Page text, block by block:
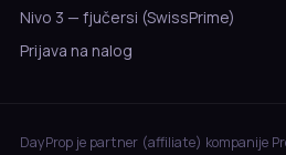
Nivo 3 — fjučersi (SwissPrime)
Prijava na nalog
DayProp je partner (affiliate) kompanije